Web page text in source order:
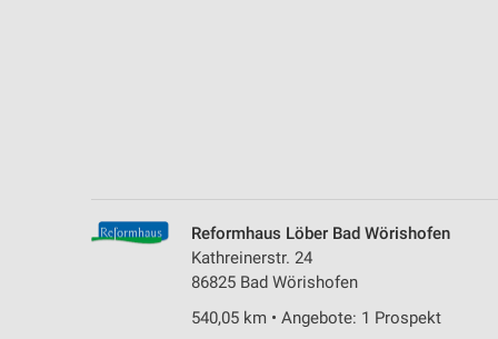
Reformhaus Löber Bad Wörishofen
Kathreinerstr. 24
86825 Bad Wörishofen
540,05 km • Angebote: 1 Prospekt
Verwendung genauer Standortdaten
Geräte anhand von aktiv angeforderten Informationen
Nicht-IAB-Verarbeitungszwecke: